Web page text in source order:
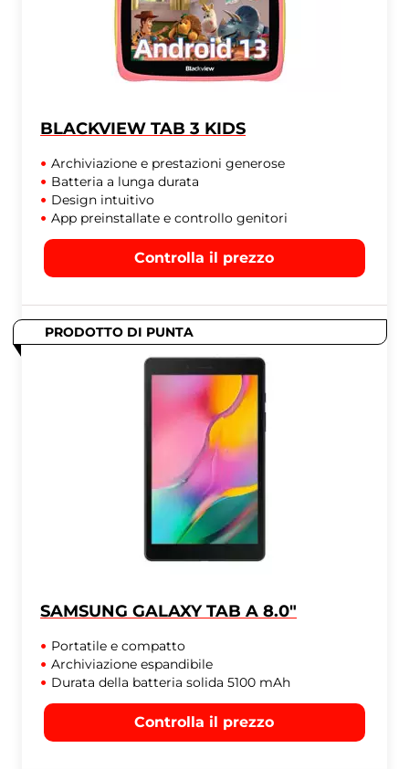
BLACKVIEW TAB 3 KIDS
Archiviazione e prestazioni generose
Batteria a lunga durata
Design intuitivo
App preinstallate e controllo genitori
Controlla il prezzo
PRODOTTO DI PUNTA
SAMSUNG GALAXY TAB A 8.0"
Portatile e compatto
Archiviazione espandibile
Durata della batteria solida 5100 mAh
Controlla il prezzo